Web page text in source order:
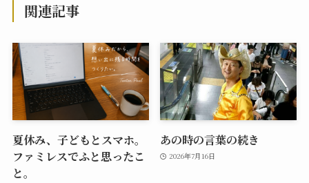
関連記事
夏休み、子どもとスマホ。
ファミレスでふと思ったこ
と。
あの時の言葉の続き
2026年7月16日